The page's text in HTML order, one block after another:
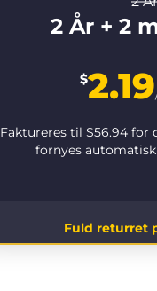
2 År + 2
$2.19
Faktureres til $56.94for
fornyes
Fuld returret